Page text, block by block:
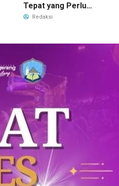
Tepat yang Perlu
Dilakukan
Redaksi